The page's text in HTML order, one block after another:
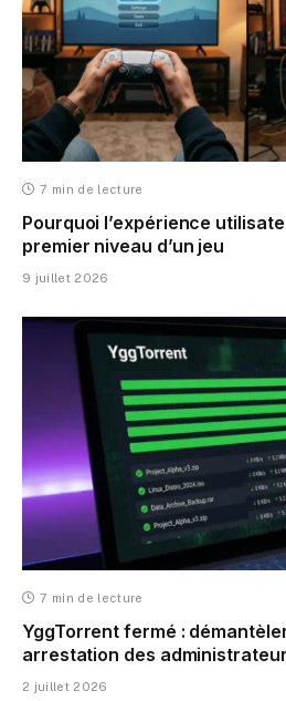
7 min de lecture
Pourquoi l’expérience
premier niveau d’un jeu
9 juillet 2026
7 min de lecture
YggTorrent fermé :
arrestation des
2 juillet 2026